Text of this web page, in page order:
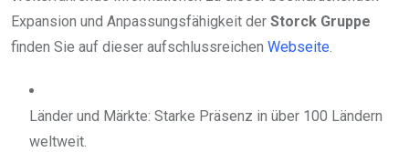
Expansion und Anpassungsfähigkeit der Storck Gruppe
finden Sie auf dieser aufschlussreichen Webseite.
Länder und Märkte: Starke Präsenz in über 100 Ländern
weltweit.